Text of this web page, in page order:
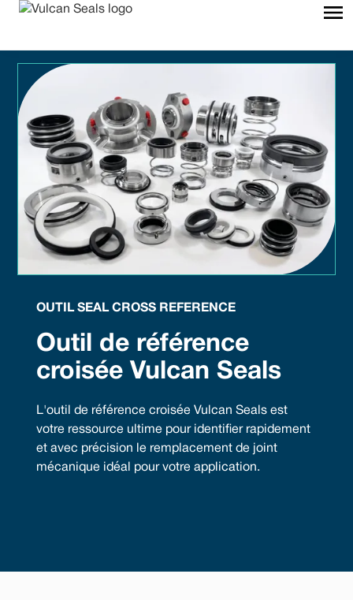
OUTIL SEAL CROSS REFERENCE
Outil de référence
croisée Vulcan Seals
L'outil de référence croisée Vulcan Seals est
votre ressource ultime pour identifier rapidement
et avec précision le remplacement de joint
mécanique idéal pour votre application.